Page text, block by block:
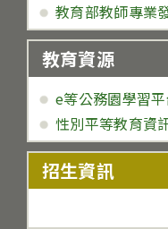
教育部教師專業
教育資源
e等公務園學習
性別平等教育資
招生資訊